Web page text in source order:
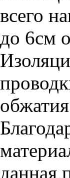
всего
до 6см
данная